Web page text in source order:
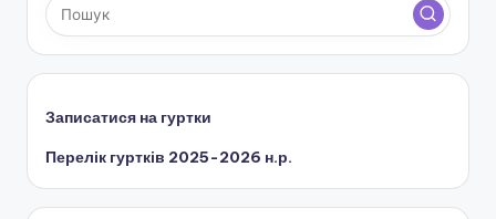
о
ї
а
д
и
Записатися на гуртки
Перелік гуртків 2025-2026 н.р.